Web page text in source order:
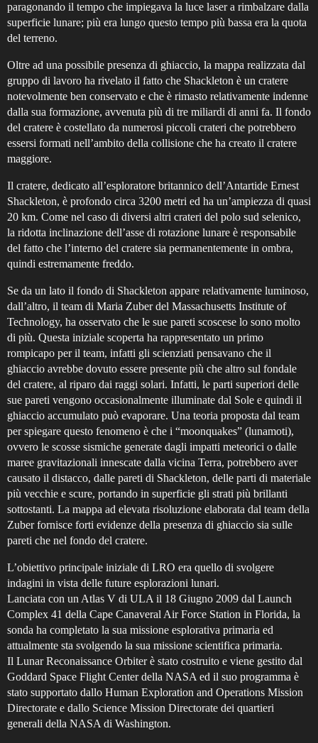
paragonando il tempo che impiegava la luce laser a rimbalzare dalla
superficie lunare; più era lungo questo tempo più bassa era la quota
del terreno.
Oltre ad una possibile presenza di ghiaccio, la mappa realizzata dal
gruppo di lavoro ha rivelato il fatto che Shackleton è un cratere
notevolmente ben conservato e che è rimasto relativamente indenne
dalla sua formazione, avvenuta più di tre miliardi di anni fa. Il fondo
del cratere è costellato da numerosi piccoli crateri che potrebbero
essersi formati nell’ambito della collisione che ha creato il cratere
maggiore.
Il cratere, dedicato all’esploratore britannico dell’Antartide Ernest
Shackleton, è profondo circa 3200 metri ed ha un’ampiezza di quasi
20 km. Come nel caso di diversi altri crateri del polo sud selenico,
la ridotta inclinazione dell’asse di rotazione lunare è responsabile
del fatto che l’interno del cratere sia permanentemente in ombra,
quindi estremamente freddo.
Se da un lato il fondo di Shackleton appare relativamente luminoso,
dall’altro, il team di Maria Zuber del Massachusetts Institute of
Technology, ha osservato che le sue pareti scoscese lo sono molto
di più. Questa iniziale scoperta ha rappresentato un primo
rompicapo per il team, infatti gli scienziati pensavano che il
ghiaccio avrebbe dovuto essere presente più che altro sul fondale
del cratere, al riparo dai raggi solari. Infatti, le parti superiori delle
sue pareti vengono occasionalmente illuminate dal Sole e quindi il
ghiaccio accumulato può evaporare. Una teoria proposta dal team
per spiegare questo fenomeno è che i “moonquakes” (lunamoti),
ovvero le scosse sismiche generate dagli impatti meteorici o dalle
maree gravitazionali innescate dalla vicina Terra, potrebbero aver
causato il distacco, dalle pareti di Shackleton, delle parti di materiale
più vecchie e scure, portando in superficie gli strati più brillanti
sottostanti. La mappa ad elevata risoluzione elaborata dal team della
Zuber fornisce forti evidenze della presenza di ghiaccio sia sulle
pareti che nel fondo del cratere.
L’obiettivo principale iniziale di LRO era quello di svolgere
indagini in vista delle future esplorazioni lunari.
Lanciata con un Atlas V di ULA il 18 Giugno 2009 dal Launch
Complex 41 della Cape Canaveral Air Force Station in Florida, la
sonda ha completato la sua missione esplorativa primaria ed
attualmente sta svolgendo la sua missione scientifica primaria.
Il Lunar Reconaissance Orbiter è stato costruito e viene gestito dal
Goddard Space Flight Center della NASA ed il suo programma è
stato supportato dallo Human Exploration and Operations Mission
Directorate e dallo Science Mission Directorate dei quartieri
generali della NASA di Washington.